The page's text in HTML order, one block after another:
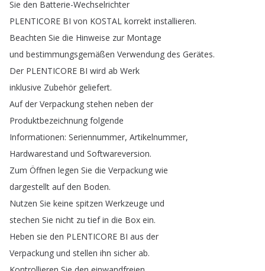
Sie den Batterie-Wechselrichter
PLENTICORE BI von KOSTAL korrekt installieren.
Beachten Sie die Hinweise zur Montage
und bestimmungsgemäßen Verwendung des Gerätes.
Der PLENTICORE BI wird ab Werk
inklusive Zubehör geliefert.
Auf der Verpackung stehen neben der
Produktbezeichnung folgende
Informationen: Seriennummer, Artikelnummer,
Hardwarestand und Softwareversion.
Zum Öffnen legen Sie die Verpackung wie
dargestellt auf den Boden.
Nutzen Sie keine spitzen Werkzeuge und
stechen Sie nicht zu tief in die Box ein.
Heben sie den PLENTICORE BI aus der
Verpackung und stellen ihn sicher ab.